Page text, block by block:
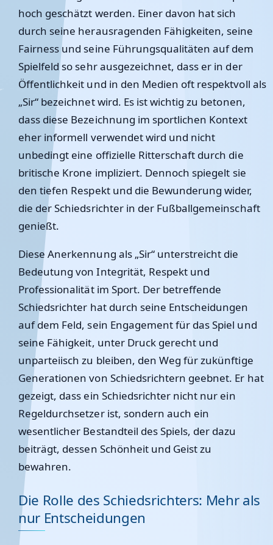
hoch geschätzt werden. Einer davon hat sich
durch seine herausragenden Fähigkeiten, seine
Fairness und seine Führungsqualitäten auf dem
Spielfeld so sehr ausgezeichnet, dass er in der
Öffentlichkeit und in den Medien oft respektvoll als
„Sir“ bezeichnet wird. Es ist wichtig zu betonen,
dass diese Bezeichnung im sportlichen Kontext
eher informell verwendet wird und nicht
unbedingt eine offizielle Ritterschaft durch die
britische Krone impliziert. Dennoch spiegelt sie
den tiefen Respekt und die Bewunderung wider,
die der Schiedsrichter in der Fußballgemeinschaft
genießt.
Diese Anerkennung als „Sir“ unterstreicht die
Bedeutung von Integrität, Respekt und
Professionalität im Sport. Der betreffende
Schiedsrichter hat durch seine Entscheidungen
auf dem Feld, sein Engagement für das Spiel und
seine Fähigkeit, unter Druck gerecht und
unparteiisch zu bleiben, den Weg für zukünftige
Generationen von Schiedsrichtern geebnet. Er hat
gezeigt, dass ein Schiedsrichter nicht nur ein
Regeldurchsetzer ist, sondern auch ein
wesentlicher Bestandteil des Spiels, der dazu
beiträgt, dessen Schönheit und Geist zu
bewahren.
Die Rolle des Schiedsrichters: Mehr als
nur Entscheidungen